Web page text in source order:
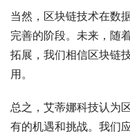
当然，区块链技术在数
完善的阶段。未来，随
拓展，我们相信区块链
用。
总之，艾蒂娜科技认为
有的机遇和挑战。我们